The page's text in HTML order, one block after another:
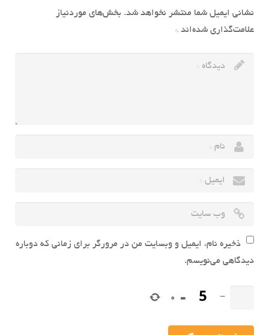
نشانی ایمیل شما منتشر نخواهد شد. بخش‌های موردنیاز
علامت‌گذاری شده‌اند *
ذخیره نام، ایمیل و وبسایت من در مرورگر برای زمانی که دوباره
دیدگاهی می‌نویسم.
−
=
0